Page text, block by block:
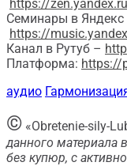
https://
Семинары в
https://
Канал в Рутуб –
Платформа: https://
аудио
© «Obretenie-sily-
данного
без купюр, с